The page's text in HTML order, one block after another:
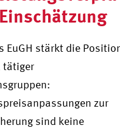
EuGH stärkt die
tätiger
zur
sind keine